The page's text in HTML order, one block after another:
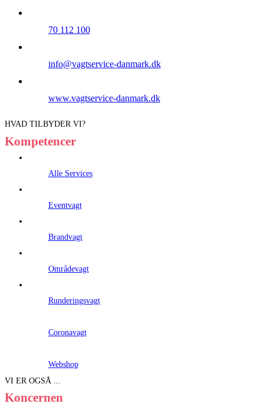
70 112 100
info@vagtservice-danmark.dk
www.vagtservice-danmark.dk
HVAD TILBYDER VI?
Kompetencer
Alle Services
Eventvagt
Brandvagt
Områdevagt
Runderingsvagt
Coronavagt
Webshop
VI ER OGSÅ ...
Koncernen